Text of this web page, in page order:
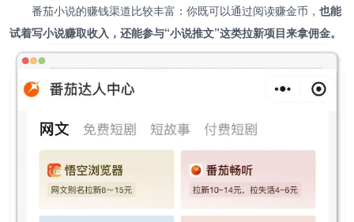
番茄小说的赚钱渠道比较丰富：你既可以通过阅读赚金币， 也能
试着写小说赚取收入，还能参与“小说推文”这类拉新项目来拿佣金。